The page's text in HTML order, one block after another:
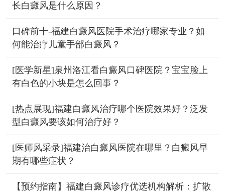
长白癜风是什么原因？
口碑前十-福建白癜风医院手术治疗哪家专业？如
何能治疗儿童手部白癜风？
[医学新星]泉州洛江看白癜风口碑医院？宝宝脸上
有白色的小块是怎么回事？
[热点展现]福建白癜风治疗哪个医院效果好？泛发
型白癜风要该如何治疗好？
[医师风采录]福建治白癜风医院在哪里？白癜风早
期有哪些症状？
【预约指南】福建白癜风诊疗优选机构解析：扩散